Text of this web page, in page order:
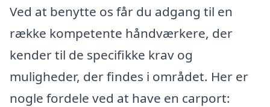
Ved at benytte os får du adgang til en
række kompetente håndværkere, der
kender til de specifikke krav og
muligheder, der findes i området. Her er
nogle fordele ved at have en carport: